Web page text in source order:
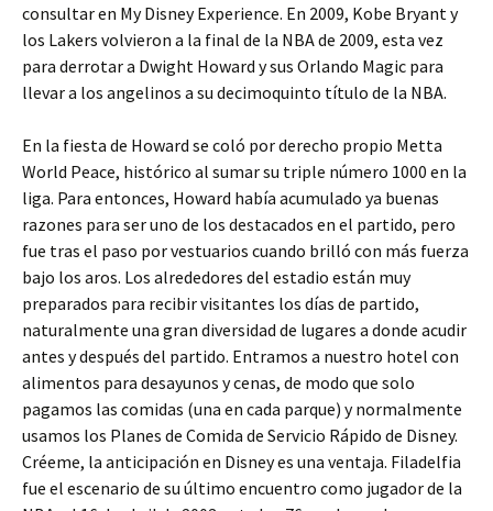
consultar en My Disney Experience. En 2009, Kobe Bryant y
los Lakers volvieron a la final de la NBA de 2009, esta vez
para derrotar a Dwight Howard y sus Orlando Magic para
llevar a los angelinos a su decimoquinto título de la NBA.
En la fiesta de Howard se coló por derecho propio Metta
World Peace, histórico al sumar su triple número 1000 en la
liga. Para entonces, Howard había acumulado ya buenas
razones para ser uno de los destacados en el partido, pero
fue tras el paso por vestuarios cuando brilló con más fuerza
bajo los aros. Los alrededores del estadio están muy
preparados para recibir visitantes los días de partido,
naturalmente una gran diversidad de lugares a donde acudir
antes y después del partido. Entramos a nuestro hotel con
alimentos para desayunos y cenas, de modo que solo
pagamos las comidas (una en cada parque) y normalmente
usamos los Planes de Comida de Servicio Rápido de Disney.
Créeme, la anticipación en Disney es una ventaja. Filadelfia
fue el escenario de su último encuentro como jugador de la